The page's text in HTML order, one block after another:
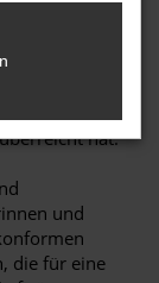
erzielt
der
Pokal
hat.
und
die für eine